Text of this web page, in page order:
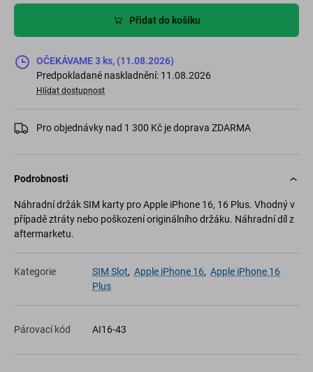
Přidat do košíku
OČEKÁVAME 3 ks, (11.08.2026)
Predpokladané naskladnění: 11.08.2026
Hlídat dostupnost
Pro objednávky nad 1 300 Kč je doprava ZDARMA
Podrobnosti
Náhradní držák SIM karty pro Apple iPhone 16, 16 Plus. Vhodný v
případě ztráty nebo poškození originálního držáku. Náhradní díl z
aftermarketu.
Kategorie SIM Slot, Apple iPhone 16, Apple iPhone 16
Plus
Párovací kód AI16-43